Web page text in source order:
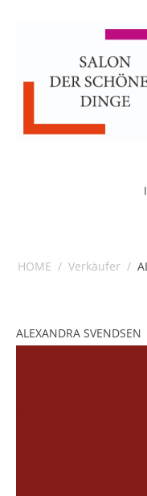
HOME / Verkäufer /
ALEXANDRA SVENDSEN